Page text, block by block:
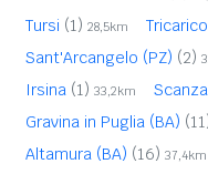
Tursi (1) 28,5km Tricarico
Sant'Arcangelo (PZ) (2)
Irsina (1) 33,2km
Gravina in Puglia (BA)
Altamura (BA) (16) 37,4km